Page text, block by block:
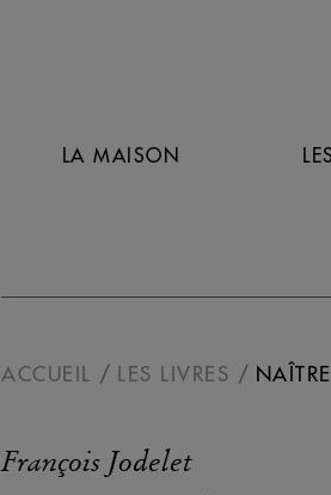
LA MAISON
ACCUEIL LES LIVRES
François Jodelet